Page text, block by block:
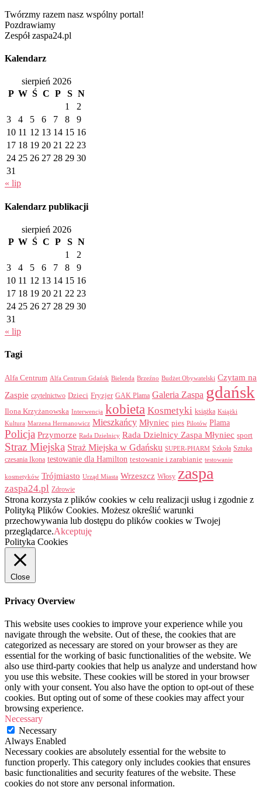
Twórzmy razem nasz wspólny portal!
Pozdrawiamy
Zespół zaspa24.pl
Kalendarz
sierpień 2026
P W Ś C P S N
1
2
3
4 5 6 7 8
9
10 11 12 13 14 15 16
17 18 19 20 21 22 23
24 25 26 27 28 29 30
31
« lip
Kalendarz publikacji
sierpień 2026
P W Ś C P S N
1
2
3
4 5 6 7 8
9
10 11 12 13 14 15 16
17 18 19 20 21 22 23
24 25 26 27 28 29 30
31
« lip
Tagi
Alfa Centrum Alfa Centrum Gdańsk Bielenda Brzeźno Budżet Obywatelski Czytam na
Zaspie czytelnictwo Dzieci Fryzjer GAK Plama Galeria Zaspa gdańsk
Ilona Krzyżanowska Interwencja kobieta Kosmetyki książka Książki
Kultura Marzena Hermanowicz Mieszkańcy Młyniec pies Pilotów Plama
Policja Przymorze Rada Dzielnicy Rada Dzielnicy Zaspa Młyniec sport
Straz Miejska Straż Miejska w Gdańsku SUPER-PHARM Szkoła Sztuka
czesania Ikona testowanie dla Hamilton testowanie i zarabianie testowanie
kosmetyków Trójmiasto Urząd Miasta Wrzeszcz Włosy zaspa
zaspa24.pl Zdrowie
Strona korzysta z plików cookies w celu realizacji usług i zgodnie z
Polityką Plików Cookies. Możesz określić warunki
przechowywania lub dostępu do plików cookies w Twojej
przeglądarce.Akceptuję
Polityka Cookies
Close
Privacy Overview
This website uses cookies to improve your experience while you
navigate through the website. Out of these, the cookies that are
categorized as necessary are stored on your browser as they are
essential for the working of basic functionalities of the website. We
also use third-party cookies that help us analyze and understand how
you use this website. These cookies will be stored in your browser
only with your consent. You also have the option to opt-out of these
cookies. But opting out of some of these cookies may affect your
browsing experience.
Necessary
Necessary
Always Enabled
Necessary cookies are absolutely essential for the website to
function properly. This category only includes cookies that ensures
basic functionalities and security features of the website. These
cookies do not store any personal information.